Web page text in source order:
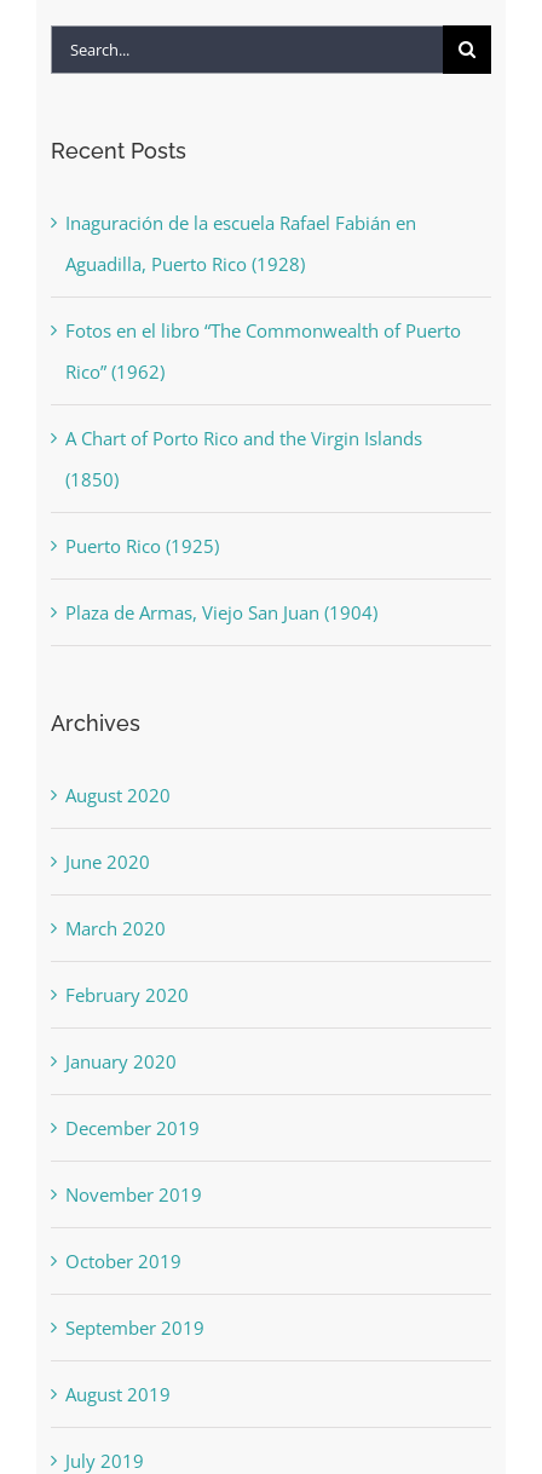
Search
Recent Posts
Inaguración de la escuela Rafael Fabián en
Aguadilla, Puerto Rico (1928)
Fotos en el libro “The Commonwealth of Puerto
Rico” (1962)
A Chart of Porto Rico and the Virgin Islands
(1850)
Puerto Rico (1925)
Plaza de Armas, Viejo San Juan (1904)
Archives
August 2020
June 2020
March 2020
February 2020
January 2020
December 2019
November 2019
October 2019
September 2019
August 2019
July 2019